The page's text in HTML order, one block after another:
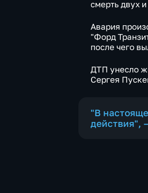
смерть двух
Авария
"Форд
после чего
ДТП унесло
Сергея
"В
действия",